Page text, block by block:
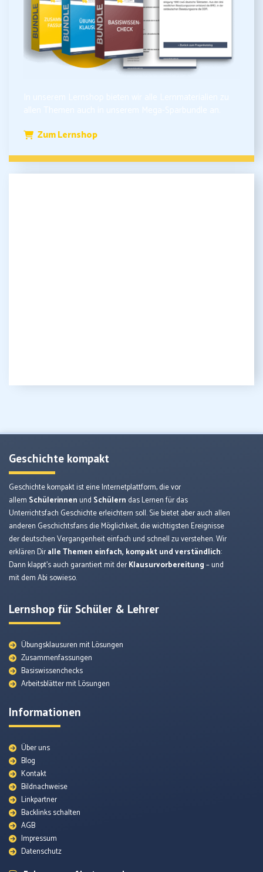
Zum Lernshop
Lexikon
Themenunterseiten
Arbeitsblätter
Geschichte kompakt
Geschichte kompakt ist eine Internetplattform, die vor
allem Schülerinnen und Schülern das Lernen für das
Unterrichtsfach Geschichte erleichtern soll. Sie bietet aber auch allen
anderen Geschichtsfans die Möglichkeit, die wichtigsten Ereignisse
der deutschen Vergangenheit einfach und schnell zu verstehen. Wir
erklären Diralle Themen einfach, kompakt und verständlich:
Dann klappt’s auch garantiert mit derKlausurvorbereitung– und
mit dem Abi sowieso.
Lernshop für Schüler & Lehrer
Übungsklausuren mit Lösungen
Zusammenfassungen
Basiswissenchecks
Arbeitsblätter mit Lösungen
Informationen
Über uns
Blog
Kontakt
Bildnachweise
Linkpartner
Backlinks schalten
AGB
Impressum
Datenschutz